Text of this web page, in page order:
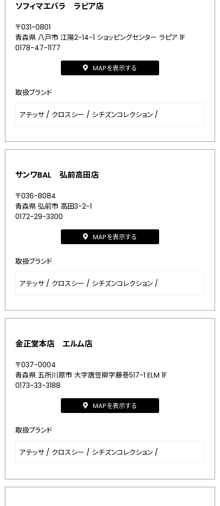
ソフィマエバラ ラピア店
〒031-0801
青森県 八戸市 江陽2-14-1 ショッピングセンター ラピア 1F
0178-47-1177
MAPを表示する
取扱ブランド
アテッサ / クロスシー / シチズンコレクション /
サンワBAL 弘前高田店
〒036-8084
青森県 弘前市 高田3-2-1
0172-29-3300
MAPを表示する
取扱ブランド
アテッサ / クロスシー / シチズンコレクション /
金正堂本店 エルム店
〒037-0004
青森県 五所川原市 大字唐笠柳字藤巻517-1 ELM 1F
0173-33-3188
MAPを表示する
取扱ブランド
アテッサ / クロスシー / シチズンコレクション /